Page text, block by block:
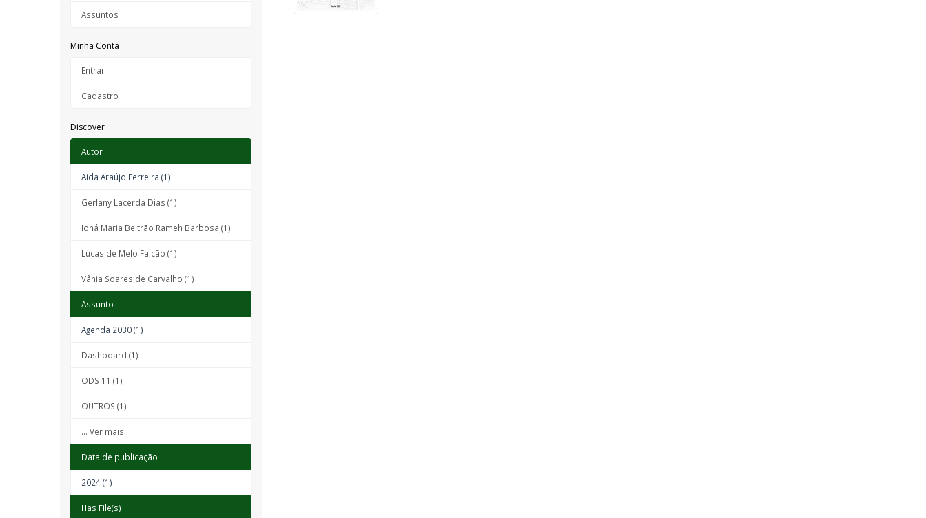
Assuntos
Minha Conta
Entrar
Cadastro
Discover
Autor
Aida Araújo Ferreira (1)
Gerlany Lacerda Dias (1)
Ioná Maria Beltrão Rameh Barbosa (1)
Lucas de Melo Falcão (1)
Vânia Soares de Carvalho (1)
Assunto
Agenda 2030 (1)
Dashboard (1)
ODS 11 (1)
OUTROS (1)
... Ver mais
Data de publicação
2024 (1)
Has File(s)